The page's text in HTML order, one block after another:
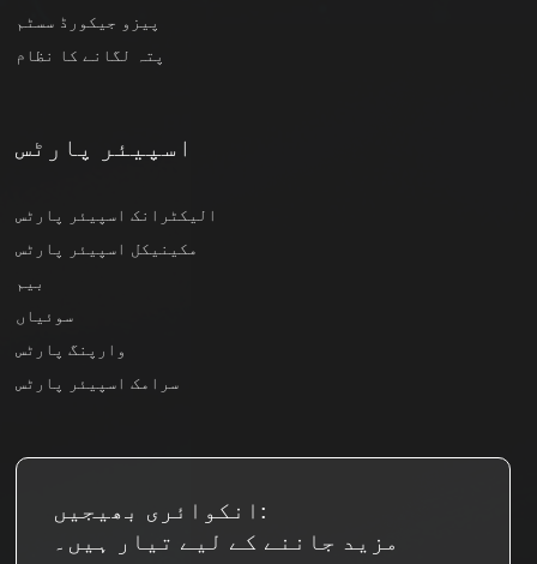
پیزو جیکورڈ سسٹم
پتہ لگانے کا نظام
اسپیئر پارٹس
الیکٹرانک اسپیئر پارٹس
مکینیکل اسپیئر پارٹس
بیم
سوئیاں
وارپنگ پارٹس
سرامک اسپیئر پارٹس
انکوائری بھیجیں:
مزید جاننے کے لیے تیار ہیں۔